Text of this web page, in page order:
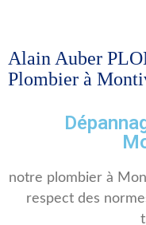
Alain Auber
Plombier à
notre plombier à
respect des